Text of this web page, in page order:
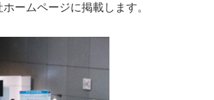
ームページに掲載します。